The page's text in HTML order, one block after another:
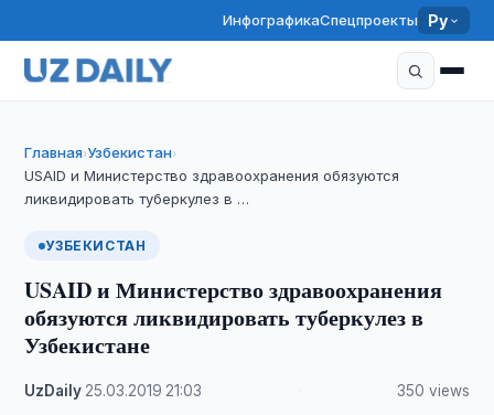
ИнфографикаСпецпроекты Ру
Главная›Узбекистан›
USAID и Министерство здравоохранения обязуются
ликвидировать туберкулез в …
УЗБЕКИСТАН
USAID и Министерство здравоохранения
обязуются ликвидировать туберкулез в
Узбекистане
UzDaily 25.03.2019 21:03 350 views